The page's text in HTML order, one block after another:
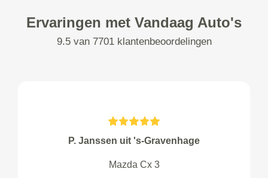
Ervaringen met Vandaag Auto's
9.5 van 7701 klantenbeoordelingen
P. Janssen uit 's-Gravenhage
Mazda Cx 3